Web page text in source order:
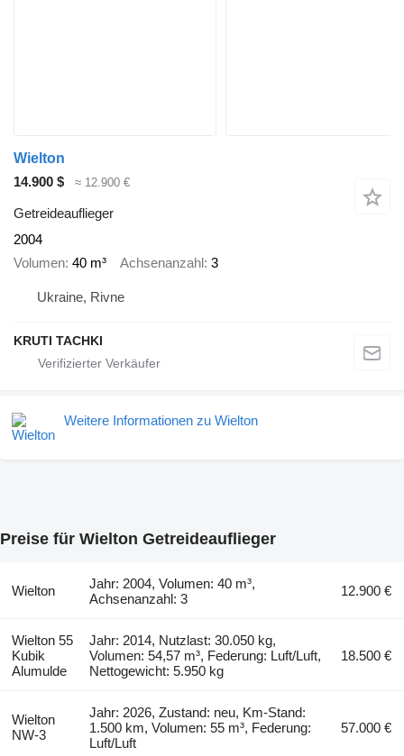
Wielton
14.900 $
≈ 12.900 €
Getreideauflieger
2004
Volumen 40 m³ Achsenanzahl 3
Ukraine, Rivne
KRUTI TACHKI
Weitere Informationen zu Wielton
Preise für Wielton Getreideauflieger
Wielton
Jahr: 2004, Volumen: 40 m³,
Achsenanzahl: 3
12.900 €
Wielton 55
Kubik
Alumulde
Jahr: 2014, Nutzlast: 30.050 kg,
Volumen: 54,57 m³, Federung: Luft/Luft,
Nettogewicht: 5.950 kg
18.500 €
Wielton
NW-3
Jahr: 2026, Zustand: neu, Km-Stand:
1.500 km, Volumen: 55 m³, Federung:
Luft/Luft
57.000 €